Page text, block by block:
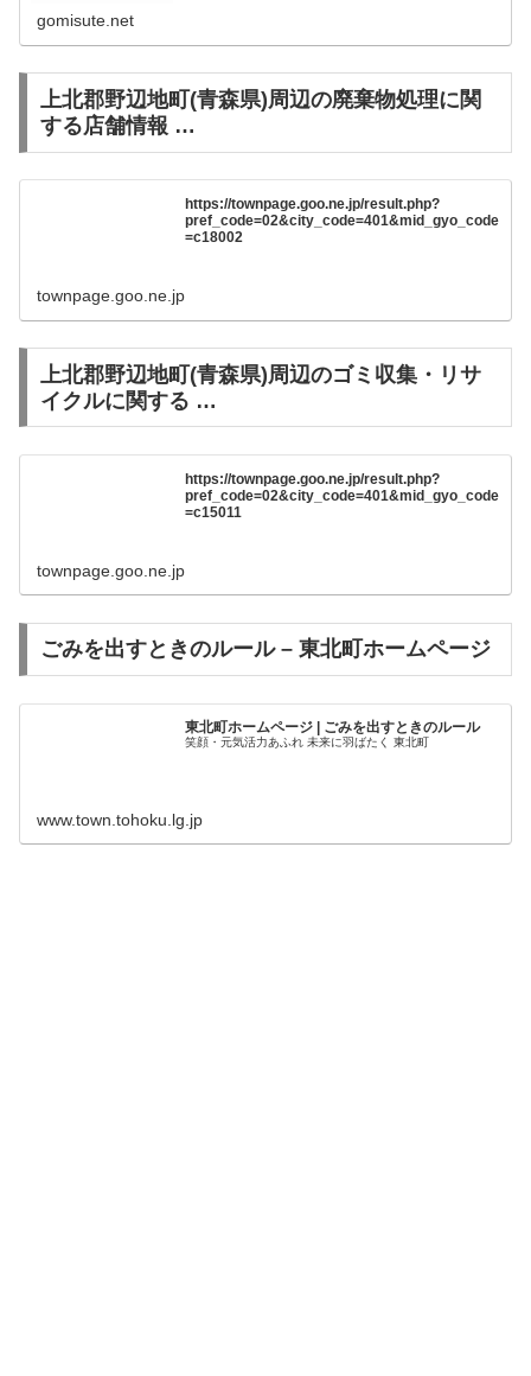
gomisute.net
上北郡野辺地町(青森県)周辺の廃棄物処理に関
する店舗情報 …
https://townpage.goo.ne.jp/result.php?
pref_code=02&city_code=401&mid_gyo_code
=c18002
townpage.goo.ne.jp
上北郡野辺地町(青森県)周辺のゴミ収集・リサ
イクルに関する …
https://townpage.goo.ne.jp/result.php?
pref_code=02&city_code=401&mid_gyo_code
=c15011
townpage.goo.ne.jp
ごみを出すときのルール – 東北町ホームページ
東北町ホームページ | ごみを出すときのルール
笑顔・元気活力あふれ 未来に羽ばたく 東北町
www.town.tohoku.lg.jp